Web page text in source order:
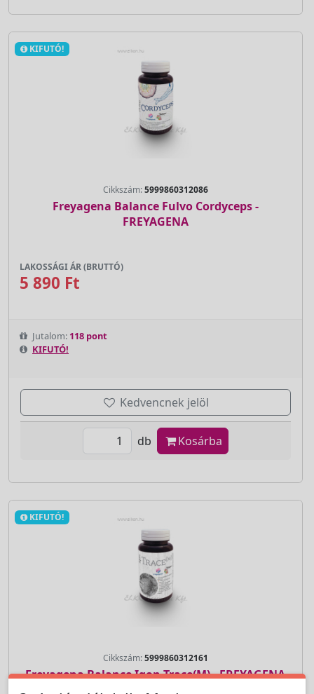
KIFUTÓ!
Cikkszám:5999860312086
Freyagena Balance Fulvo Cordyceps -
FREYAGENA
LAKOSSÁGI ÁR (BRUTTÓ)
5 890 Ft
Jutalom: 118 pont
KIFUTÓ!
Kedvencnek jelöl
db Kosárba
KIFUTÓ!
Cikkszám:5999860312161
Freyagena Balance Iqon Trace(M) - FREYAGENA